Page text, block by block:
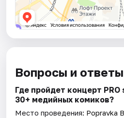
Вопросы и ответы
Где пройдет концерт
30+ медийных комиков?
Место проведения: Popravka